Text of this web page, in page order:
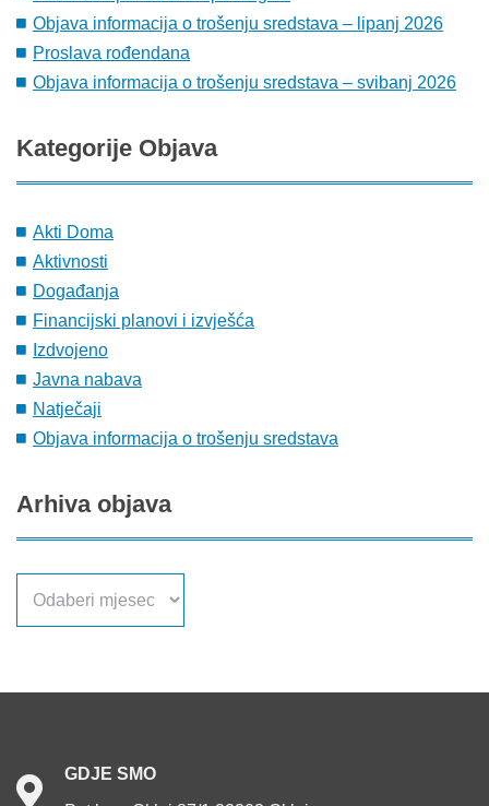
Objava informacija o trošenju sredstava – lipanj 2026
Proslava rođendana
Objava informacija o trošenju sredstava – svibanj 2026
Kategorije Objava
Akti Doma
Aktivnosti
Događanja
Financijski planovi i izvješća
Izdvojeno
Javna nabava
Natječaji
Objava informacija o trošenju sredstava
Arhiva objava
GDJE SMO